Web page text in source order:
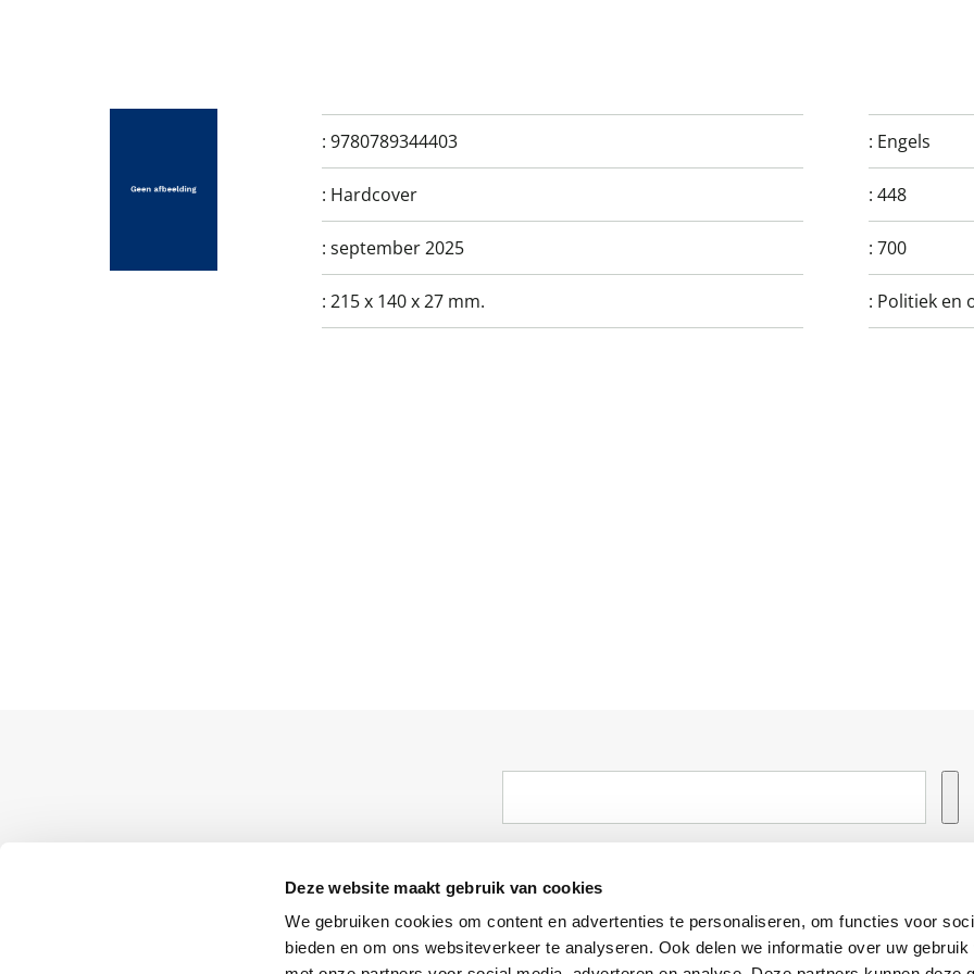
Deze website maakt gebruik van cookies
We gebruiken cookies om content en advertenties te personaliseren, om functies voor
bieden en om ons websiteverkeer te analyseren. Ook delen we informatie over uw
: 9780789344403 : Engels
: Hardcover :448
: september 2025 :700
: 215 x 140 x 27 mm. : Politiek en
Bestellen
Over ons
Facebook